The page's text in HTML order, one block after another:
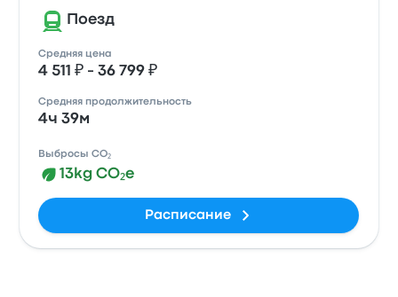
Поезд
Средняя цена
4 511 ₽ - 36 799 ₽
Средняя продолжительность
4ч 39м
Выбросы CO₂
13kg CO₂e
Расписание